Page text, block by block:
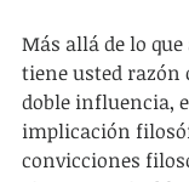
Más allá de lo
tiene usted razón
doble influencia,
implicación
convicciones